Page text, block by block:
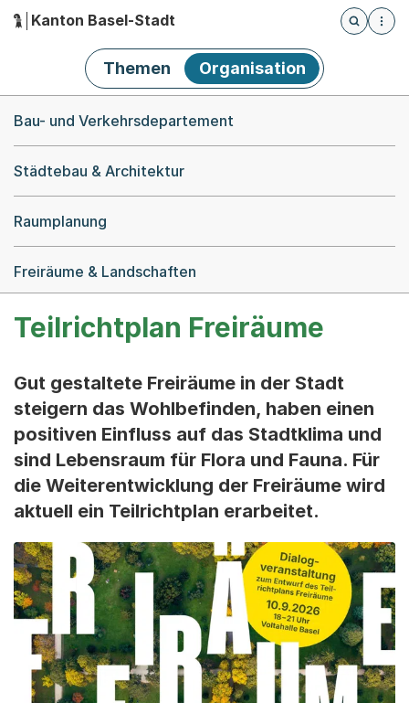
Hauptnavigation
Kanton Basel-Stadt
Öffnet
Themen Organisation
Bau- und Verkehrsdepartement
Städtebau & Architektur
Raumplanung
Freiräume & Landschaften
Teilrichtplan Freiräume
Gut gestaltete Freiräume in der Stadt
steigern das Wohlbefinden, haben einen
positiven Einfluss auf das Stadtklima und
sind Lebensraum für Flora und Fauna. Für
die Weiterentwicklung der Freiräume wird
aktuell ein Teilrichtplan erarbeitet.